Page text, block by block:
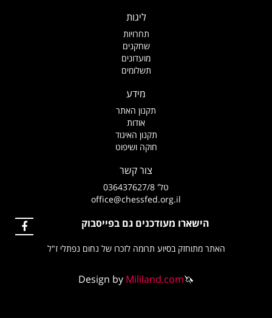
ליגות
תחרויות
שחקנים
מועדונים
תשלומים
מידע
תקנון האתר
אודות
תקנון האיגוד
חוקה ושיפוט
צור קשר
טל' 036437627/8
office@chessfed.org.il
הישארו מעודכנים גם בפייסבוק
האתר מתוחזק בסיוע תרומה לזכרו של נחום נפתלי ז"ל
Design by Mililand.com🦄